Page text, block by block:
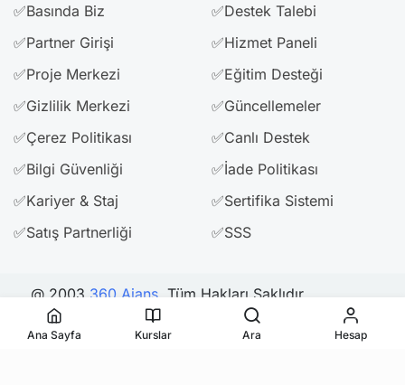
✅Basında Biz
✅Partner Girişi
✅Proje Merkezi
✅Gizlilik Merkezi
✅Çerez Politikası
✅Bilgi Güvenliği
✅Kariyer & Staj
✅Satış Partnerliği
✅Destek Talebi
✅Hizmet Paneli
✅Eğitim Desteği
✅Güncellemeler
✅Canlı Destek
✅İade Politikası
✅Sertifika Sistemi
✅SSS
@ 2003 360 Ajans. Tüm Hakları Saklıdır.
Ana Sayfa Kurslar Ara Hesap